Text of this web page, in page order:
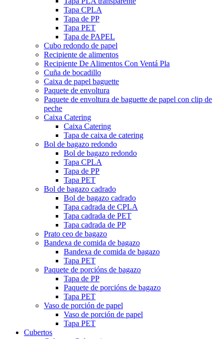
Tapa CPLA
Tapa de PP
Tapa PET
Tapa de PAPEL
Cubo redondo de papel
Recipiente de alimentos
Recipiente De Alimentos Con Ventá Pla
Cuña de bocadillo
Caixa de papel baguette
Paquete de envoltura
Paquete de envoltura de baguette de papel con clip de
peche
Caixa Catering
Caixa Catering
Tapa de caixa de catering
Bol de bagazo redondo
Bol de bagazo redondo
Tapa CPLA
Tapa de PP
Tapa PET
Bol de bagazo cadrado
Bol de bagazo cadrado
Tapa cadrada de CPLA
Tapa cadrada de PET
Tapa cadrada de PP
Prato ceo de bagazo
Bandexa de comida de bagazo
Bandexa de comida de bagazo
Tapa PET
Paquete de porcións de bagazo
Tapa de PP
Paquete de porcións de bagazo
Tapa PET
Vaso de porción de papel
Vaso de porción de papel
Tapa PET
Cubertos